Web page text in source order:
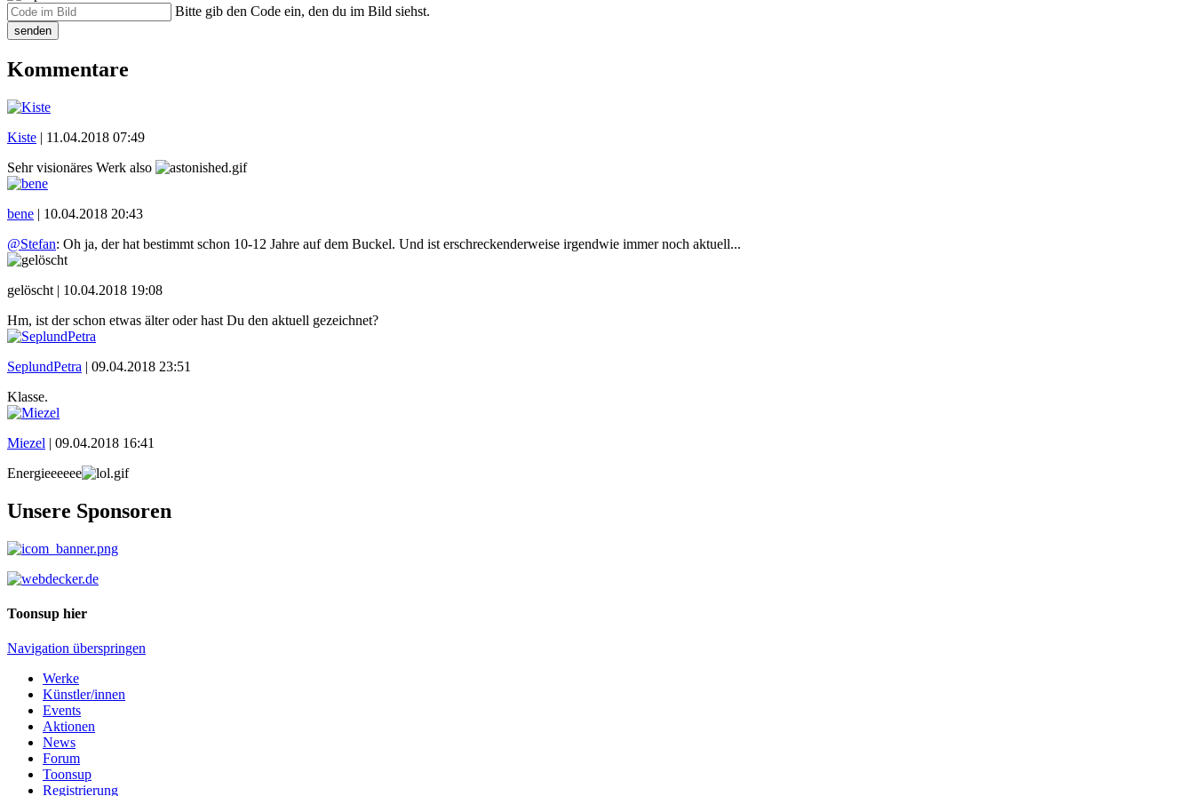
Bitte gib den Code ein, den du im Bild siehst.
senden
Kommentare
Kiste | 11.04.2018 07:49
Sehr visionäres Werk also
bene | 10.04.2018 20:43
@Stefan: Oh ja, der hat bestimmt schon 10-12 Jahre auf dem Buckel. Und ist erschreckenderweise irgendwie immer noch aktuell...
gelöscht | 10.04.2018 19:08
Hm, ist der schon etwas älter oder hast Du den aktuell gezeichnet?
SeplundPetra | 09.04.2018 23:51
Klasse.
Miezel | 09.04.2018 16:41
Energieeeeee
Unsere Sponsoren
Toonsup hier
Navigation überspringen
Werke
Künstler/innen
Events
Aktionen
News
Forum
Toonsup
Registrierung